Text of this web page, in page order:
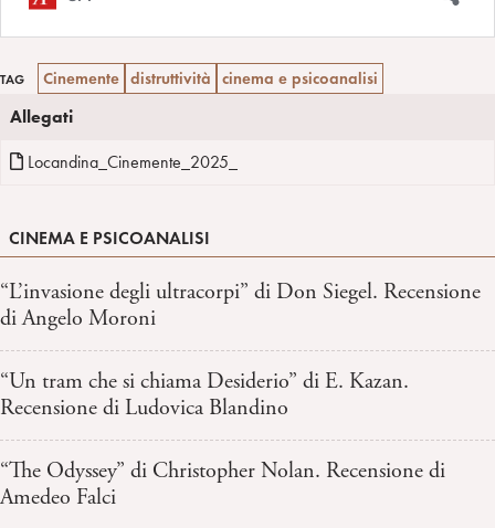
TAG Cinemente distruttività cinema e psicoanalisi
Allegati
Locandina_Cinemente_2025_
CINEMA E PSICOANALISI
“L’invasione degli ultracorpi” di Don Siegel. Recensione
di Angelo Moroni
“Un tram che si chiama Desiderio” di E. Kazan.
Recensione di Ludovica Blandino
“The Odyssey” di Christopher Nolan. Recensione di
Amedeo Falci